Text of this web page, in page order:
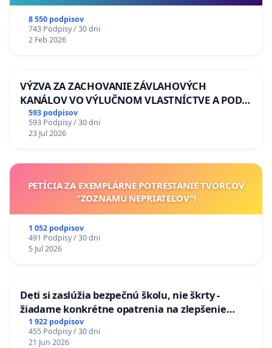
8 550 podpisov
743 Podpisy / 30 dni
2 Feb 2026
VÝZVA ZA ZACHOVANIE ZÁVLAHOVÝCH
KANÁLOV VO VÝLUČNOM VLASTNÍCTVE A POD
KONTROLOU SLOVENSKEJ REPUBLIKY & žiadosť
na riešenie zanedbaného stavu závlahových a
odvodňovacích kanálov na Slovensku
593 podpisov
593 Podpisy / 30 dni
23 Jul 2026
PETÍCIA ZA EXEMPLÁRNE POTRESTANIE TVORCOV
"ZOZNAMU NEPRIATEĽOV"!
1 052 podpisov
491 Podpisy / 30 dni
5 Jul 2026
Deti si zaslúžia bezpečnú školu, nie škrty -
žiadame konkrétne opatrenia na zlepšenie
situácie v školstve
1 922 podpisov
455 Podpisy / 30 dni
21 Jun 2026